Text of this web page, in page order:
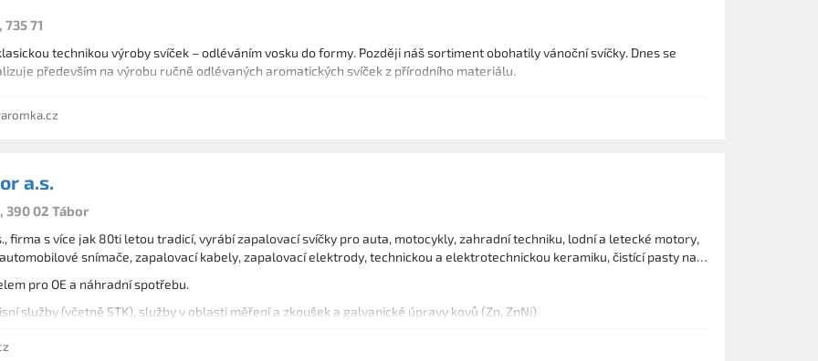
71
technikou výroby svíček – odléváním vosku do formy. Později náš sortiment obohatily vánoční svíčky. Dnes se
především na výrobu ručně odlévaných aromatických svíček z přírodního materiálu.
a.s.
390 02 Tábor
firma s více jak 80ti letou tradicí, vyrábí zapalovací svíčky pro auta, motocykly, zahradní techniku, lodní a letecké motory,
snímače, zapalovací kabely, zapalovací elektrody, technickou a elektrotechnickou keramiku, čistící pasty na
pro OE a náhradní spotřebu.
služby (včetně STK), služby v oblasti měření a zkoušek a galvanické úpravy kovů (Zn, ZnNi).